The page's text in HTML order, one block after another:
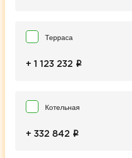
Терраса
+ 1 123 232 i
Котельная
+ 332 842 i